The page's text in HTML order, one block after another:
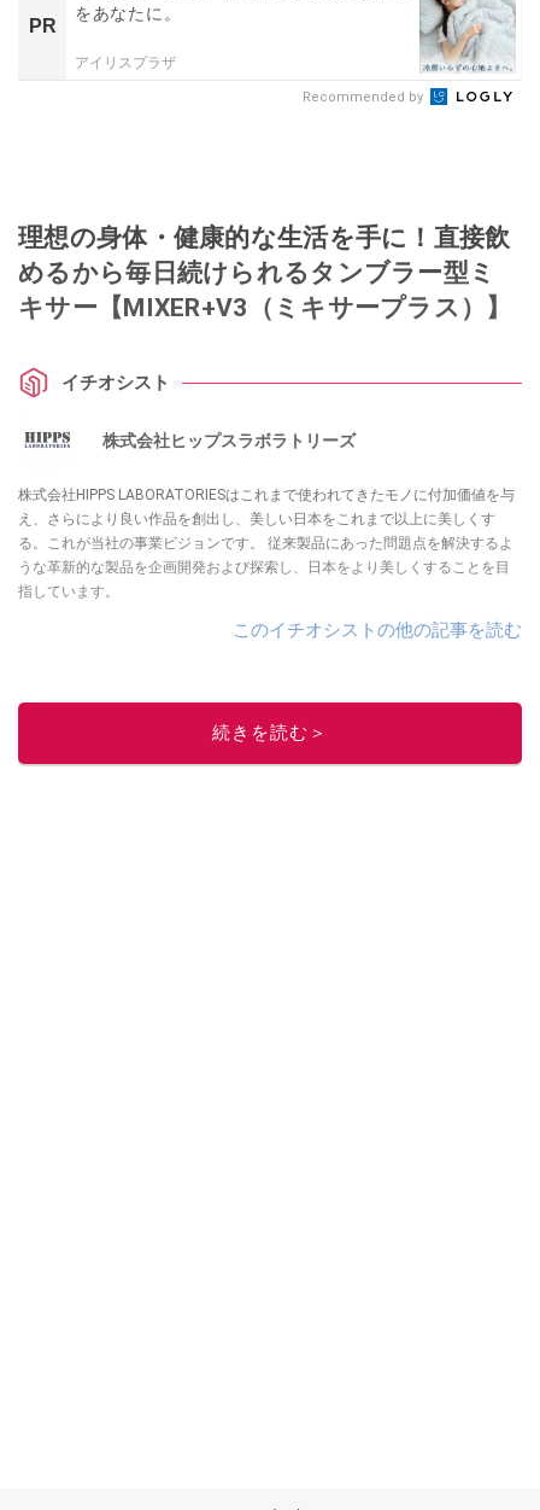
PR
をあなたに。
アイリスプラザ
Recommended by
理想の身体・健康的な生活を手に！直接飲
めるから毎日続けられるタンブラー型ミ
キサー【MIXER+V3（ミキサープラス）】
イチオシスト
株式会社ヒップスラボラトリーズ
株式会社HIPPS LABORATORIESはこれまで使われてきたモノに付加価値を与
え、さらにより良い作品を創出し、美しい日本をこれまで以上に美しくす
る。これが当社の事業ビジョンです。 従来製品にあった問題点を解決するよ
うな革新的な製品を企画開発および探索し、日本をより美しくすることを目
指しています。
このイチオシストの他の記事を読む
続きを読む＞